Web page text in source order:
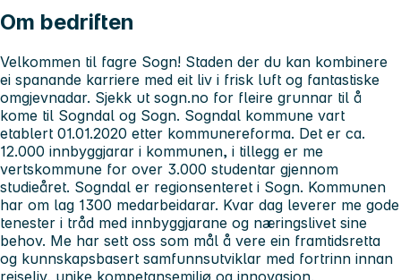
Om bedriften
Velkommen til fagre Sogn! Staden der du kan kombinere
ei spanande karriere med eit liv i frisk luft og fantastiske
omgjevnadar. Sjekk ut sogn.no for fleire grunnar til å
kome til Sogndal og Sogn. Sogndal kommune vart
etablert 01.01.2020 etter kommunereforma. Det er ca.
12.000 innbyggjarar i kommunen, i tillegg er me
vertskommune for over 3.000 studentar gjennom
studieåret. Sogndal er regionsenteret i Sogn. Kommunen
har om lag 1300 medarbeidarar. Kvar dag leverer me gode
tenester i tråd med innbyggjarane og næringslivet sine
behov. Me har sett oss som mål å vere ein framtidsretta
og kunnskapsbasert samfunnsutviklar med fortrinn innan
reiseliv, unike kompetansemiljø og innovasjon.